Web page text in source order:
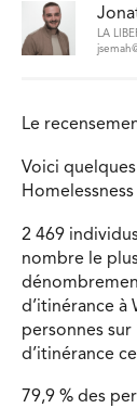
LA
Le
Voici
2 469
nombre le
d’itinérance à
personnes
d’itinérance
79,9 % des